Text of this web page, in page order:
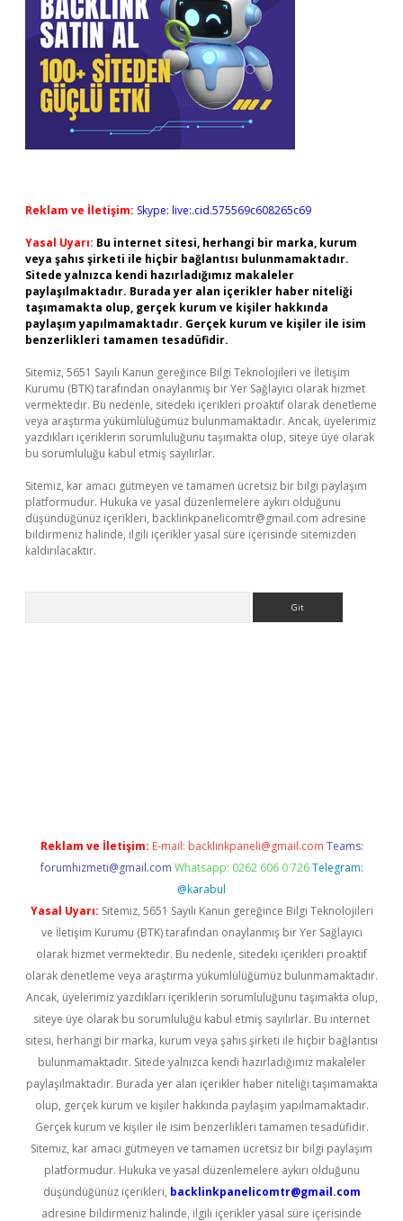
Reklam ve İletişim: Skype: live:.cid.575569c608265c69
Yasal Uyarı: Bu internet sitesi, herhangi bir marka, kurum
veya şahıs şirketi ile hiçbir bağlantısı bulunmamaktadır.
Sitede yalnızca kendi hazırladığımız makaleler
paylaşılmaktadır. Burada yer alan içerikler haber niteliği
taşımamakta olup, gerçek kurum ve kişiler hakkında
paylaşım yapılmamaktadır. Gerçek kurum ve kişiler ile isim
benzerlikleri tamamen tesadüfidir.
Sitemiz, 5651 Sayılı Kanun gereğince Bilgi Teknolojileri ve İletişim
Kurumu (BTK) tarafından onaylanmış bir Yer Sağlayıcı olarak hizmet
vermektedir. Bu nedenle, sitedeki içerikleri proaktif olarak denetleme
veya araştırma yükümlülüğümüz bulunmamaktadır. Ancak, üyelerimiz
yazdıkları içeriklerin sorumluluğunu taşımakta olup, siteye üye olarak
bu sorumluluğu kabul etmiş sayılırlar.
Sitemiz, kar amacı gütmeyen ve tamamen ücretsiz bir bilgi paylaşım
platformudur. Hukuka ve yasal düzenlemelere aykırı olduğunu
düşündüğünüz içerikleri, backlinkpanelicomtr@gmail.com adresine
bildirmeniz halinde, ilgili içerikler yasal süre içerisinde sitemizden
kaldırılacaktır.
Reklam ve İletişim: E-mail: backlinkpaneli@gmail.com Teams:
forumhizmeti@gmail.com Whatsapp: 0262 606 0 726 Telegram:
@karabul
Yasal Uyarı: Sitemiz, 5651 Sayılı Kanun gereğince Bilgi Teknolojileri
ve İletişim Kurumu (BTK) tarafından onaylanmış bir Yer Sağlayıcı
olarak hizmet vermektedir. Bu nedenle, sitedeki içerikleri proaktif
olarak denetleme veya araştırma yükümlülüğümüz bulunmamaktadır.
Ancak, üyelerimiz yazdıkları içeriklerin sorumluluğunu taşımakta olup,
siteye üye olarak bu sorumluluğu kabul etmiş sayılırlar. Bu internet
sitesi, herhangi bir marka, kurum veya şahıs şirketi ile hiçbir bağlantısı
bulunmamaktadır. Sitede yalnızca kendi hazırladığımız makaleler
paylaşılmaktadır. Burada yer alan içerikler haber niteliği taşımamakta
olup, gerçek kurum ve kişiler hakkında paylaşım yapılmamaktadır.
Gerçek kurum ve kişiler ile isim benzerlikleri tamamen tesadüfidir.
Sitemiz, kar amacı gütmeyen ve tamamen ücretsiz bir bilgi paylaşım
platformudur. Hukuka ve yasal düzenlemelere aykırı olduğunu
düşündüğünüz içerikleri, backlinkpanelicomtr@gmail.com
adresine bildirmeniz halinde, ilgili içerikler yasal süre içerisinde